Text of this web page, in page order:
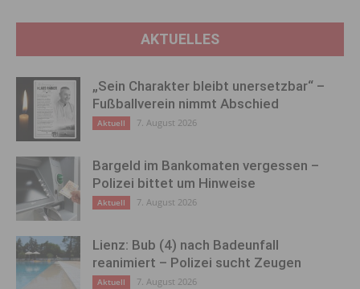
AKTUELLES
„Sein Charakter bleibt unersetzbar“ –
Fußballverein nimmt Abschied
Aktuell 7. August 2026
Bargeld im Bankomaten vergessen –
Polizei bittet um Hinweise
Aktuell 7. August 2026
Lienz: Bub (4) nach Badeunfall
reanimiert – Polizei sucht Zeugen
Aktuell 7. August 2026